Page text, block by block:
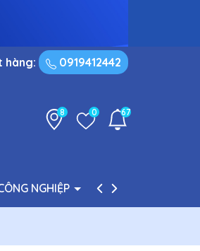
hàng: 0919412442
8 0 67
NGHIỆP PHỤ TÙNG BƠM